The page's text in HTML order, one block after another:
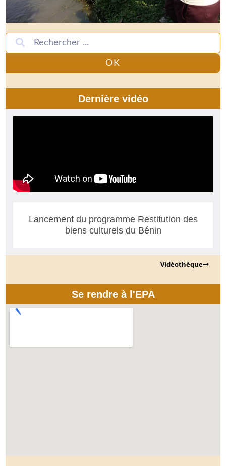
OK
Dernière vidéo
Lancement du programme Restitution des
biens culturels du Bénin
Vidéothèque
Se rendre à l'EPA